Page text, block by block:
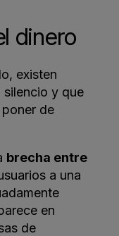
dinero
existen
y que
de
brecha entre
a una
en
de